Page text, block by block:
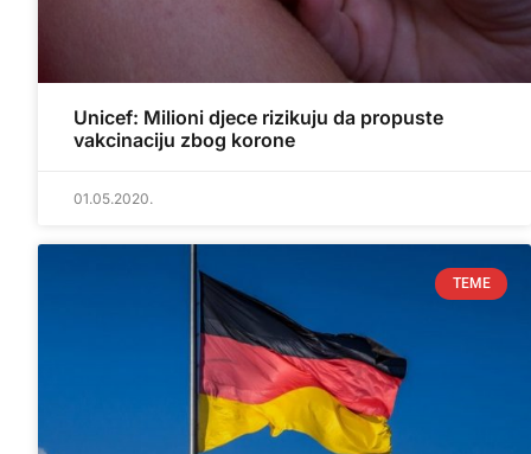
Unicef: Milioni djece rizikuju da propuste
vakcinaciju zbog korone
01.05.2020.
TEME